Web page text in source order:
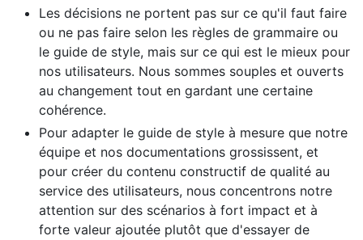
Les décisions ne portent pas sur ce qu'il faut faire
ou ne pas faire selon les règles de grammaire ou
le guide de style, mais sur ce qui est le mieux pour
nos utilisateurs. Nous sommes souples et ouverts
au changement tout en gardant une certaine
cohérence.
Pour adapter le guide de style à mesure que notre
équipe et nos documentations grossissent, et
pour créer du contenu constructif de qualité au
service des utilisateurs, nous concentrons notre
attention sur des scénarios à fort impact et à
forte valeur ajoutée plutôt que d'essayer de